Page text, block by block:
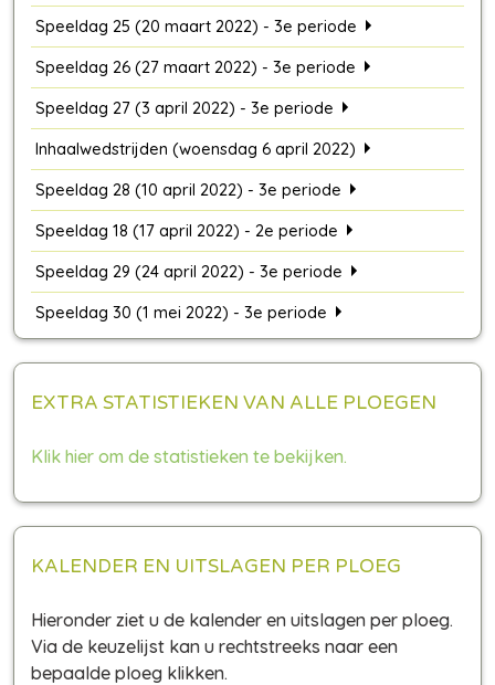
Speeldag 25 (20 maart 2022) - 3e periode
Speeldag 26 (27 maart 2022) - 3e periode
Speeldag 27 (3 april 2022) - 3e periode
Inhaalwedstrijden (woensdag 6 april 2022)
Speeldag 28 (10 april 2022) - 3e periode
Speeldag 18 (17 april 2022) - 2e periode
Speeldag 29 (24 april 2022) - 3e periode
Speeldag 30 (1 mei 2022) - 3e periode
EXTRA STATISTIEKEN VAN ALLE PLOEGEN
Klik hier om de statistieken te bekijken.
KALENDER EN UITSLAGEN PER PLOEG
Hieronder ziet u de kalender en uitslagen per ploeg.
Via de keuzelijst kan u rechtstreeks naar een
bepaalde ploeg klikken.